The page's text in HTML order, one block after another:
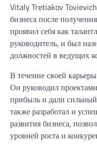
Vitaly Tretiakov
бизнеса после
проявил себя как
руководитель, и был
должностей в ведущих
В течение своей
Он руководил
прибыль и дали
также разработал и
развития бизнеса,
уровней роста и